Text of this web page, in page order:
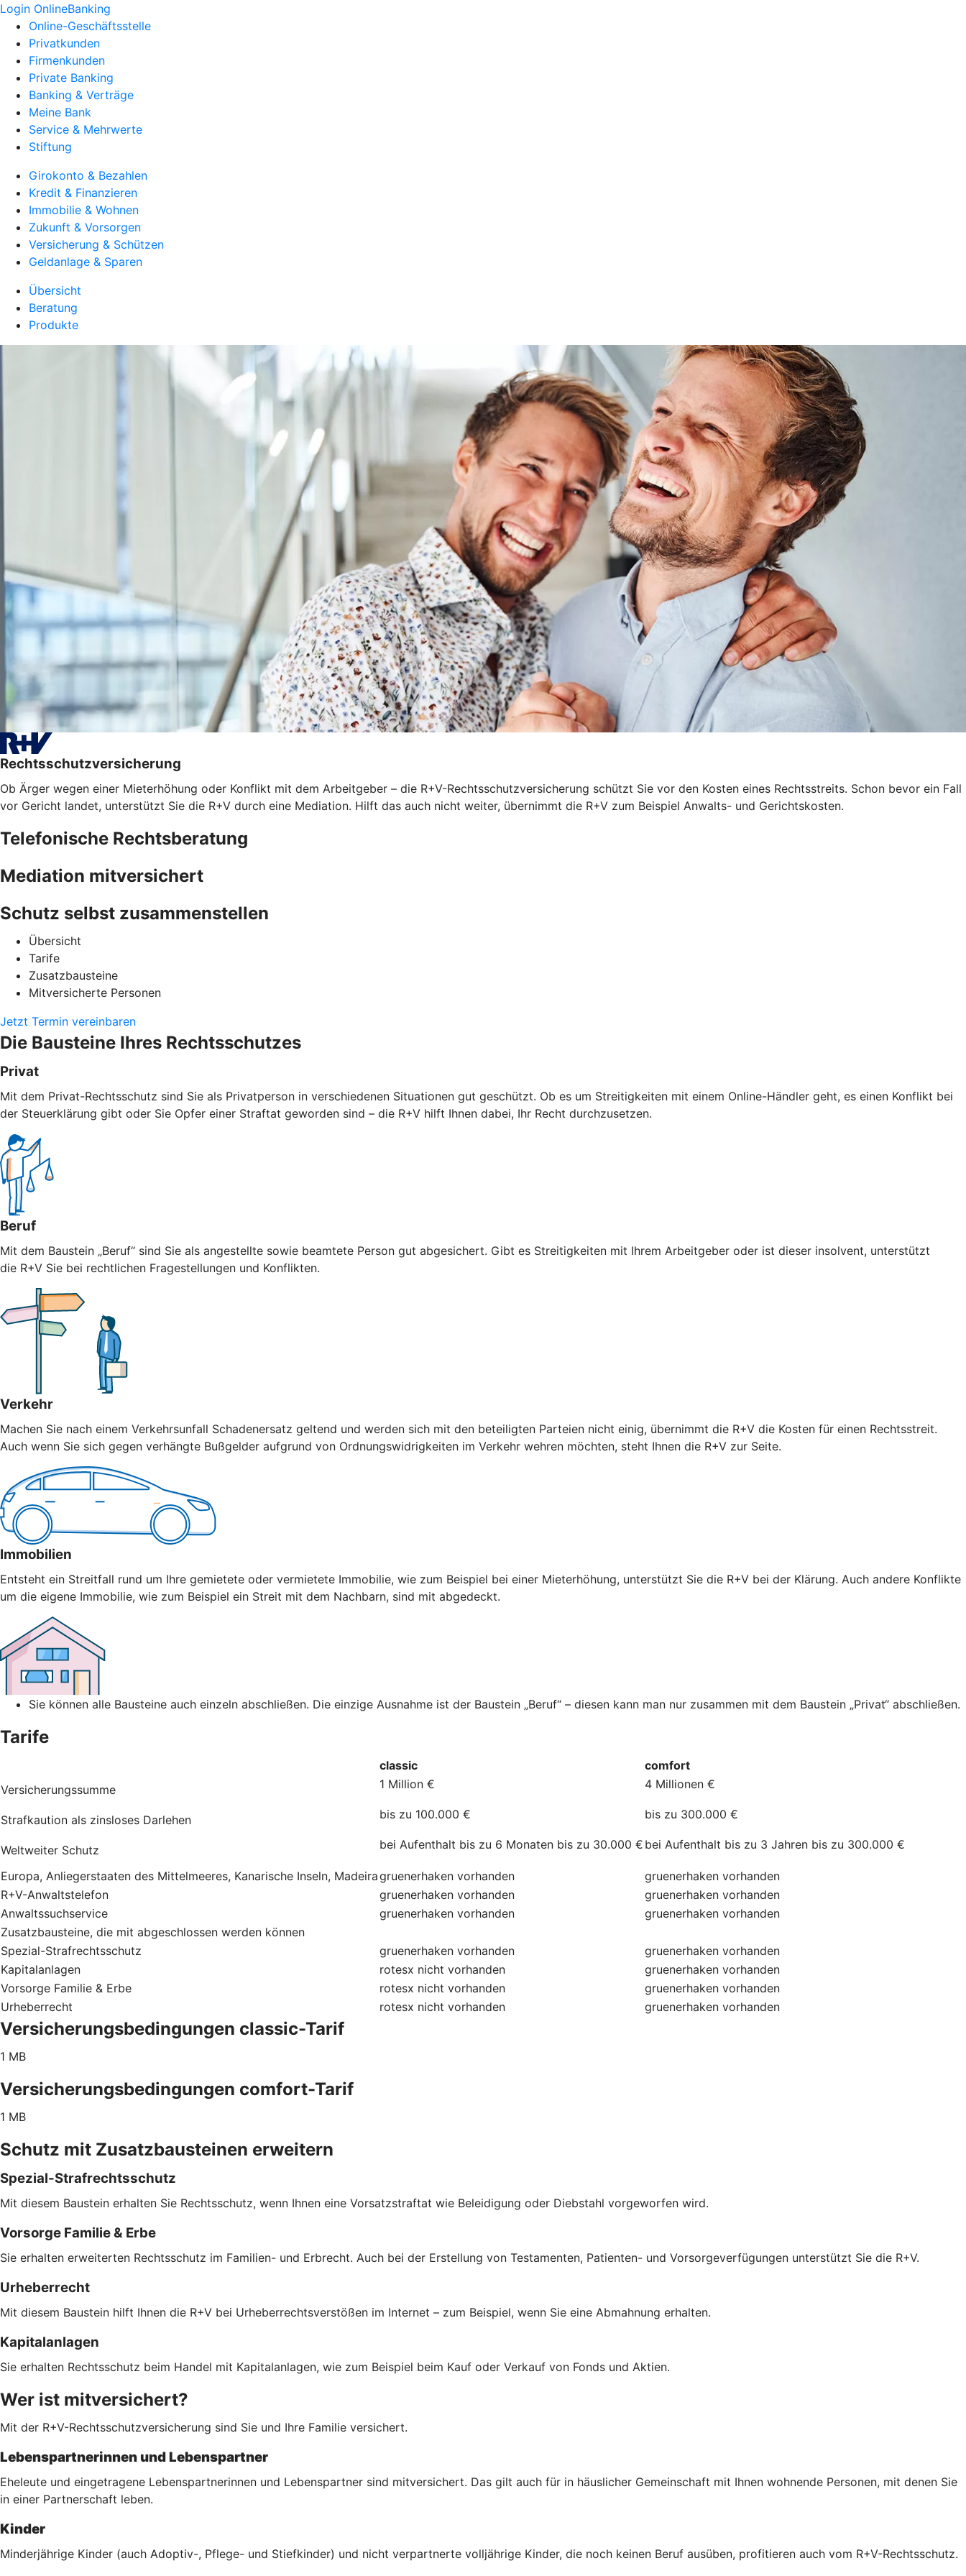
Login OnlineBanking
Online-Geschäftsstelle
Privatkunden
Firmenkunden
Private Banking
Banking & Verträge
Meine Bank
Service & Mehrwerte
Stiftung
Girokonto & Bezahlen
Kredit & Finanzieren
Immobilie & Wohnen
Zukunft & Vorsorgen
Versicherung & Schützen
Geldanlage & Sparen
Übersicht
Beratung
Produkte
Rechtsschutzversicherung
Ob Ärger wegen einer Mieterhöhung oder Konflikt mit dem Arbeitgeber – die R+V-Rechtsschutzversicherung schützt Sie vor den Kosten eines Rechtsstreits. Schon bevor ein Fall
vor Gericht landet, unterstützt Sie die R+V durch eine Mediation. Hilft das auch nicht weiter, übernimmt die R+V zum Beispiel Anwalts- und Gerichtskosten.
Telefonische Rechtsberatung
Mediation mitversichert
Schutz selbst zusammenstellen
Übersicht
Tarife
Zusatzbausteine
Mitversicherte Personen
Jetzt Termin vereinbaren
Die Bausteine Ihres Rechtsschutzes
Privat
Mit dem Privat-Rechtsschutz sind Sie als Privatperson in verschiedenen Situationen gut geschützt. Ob es um Streitigkeiten mit einem Online-Händler geht, es einen Konflikt bei
der Steuerklärung gibt oder Sie Opfer einer Straftat geworden sind – die R+V hilft Ihnen dabei, Ihr Recht durchzusetzen.
Beruf
Mit dem Baustein „Beruf“ sind Sie als angestellte sowie beamtete Person gut abgesichert. Gibt es Streitigkeiten mit Ihrem Arbeitgeber oder ist dieser insolvent, unterstützt
die R+V Sie bei rechtlichen Fragestellungen und Konflikten.
Verkehr
Machen Sie nach einem Verkehrsunfall Schadenersatz geltend und werden sich mit den beteiligten Parteien nicht einig, übernimmt die R+V die Kosten für einen Rechtsstreit.
Auch wenn Sie sich gegen verhängte Bußgelder aufgrund von Ordnungswidrigkeiten im Verkehr wehren möchten, steht Ihnen die R+V zur Seite.
Immobilien
Entsteht ein Streitfall rund um Ihre gemietete oder vermietete Immobilie, wie zum Beispiel bei einer Mieterhöhung, unterstützt Sie die R+V bei der Klärung. Auch andere Konflikte
um die eigene Immobilie, wie zum Beispiel ein Streit mit dem Nachbarn, sind mit abgedeckt.
Sie können alle Bausteine auch einzeln abschließen. Die einzige Ausnahme ist der Baustein „Beruf“ – diesen kann man nur zusammen mit dem Baustein „Privat“ abschließen.
Tarife
classic
comfort
Versicherungssumme
1 Million € 4 Millionen €
Strafkaution als zinsloses Darlehen bis zu 100.000 € bis zu 300.000 €
Weltweiter Schutz bei Aufenthalt bis zu 6 Monaten bis zu 30.000 € bei Aufenthalt bis zu 3 Jahren bis zu 300.000 €
Europa, Anliegerstaaten des Mittelmeeres, Kanarische Inseln, Madeiragruenerhaken vorhanden gruenerhaken vorhanden
R+V-Anwaltstelefon
gruenerhaken vorhanden gruenerhaken vorhanden
Anwaltssuchservice
gruenerhaken vorhanden gruenerhaken vorhanden
Zusatzbausteine, die mit abgeschlossen werden können
Spezial-Strafrechtsschutz
gruenerhaken vorhanden gruenerhaken vorhanden
Kapitalanlagen
rotesx nicht vorhanden gruenerhaken vorhanden
Vorsorge Familie & Erbe
rotesx nicht vorhanden gruenerhaken vorhanden
Urheberrecht
rotesx nicht vorhanden gruenerhaken vorhanden
Versicherungsbedingungen classic-Tarif
1 MB
Versicherungsbedingungen comfort-Tarif
1 MB
Schutz mit Zusatzbausteinen erweitern
Spezial-Strafrechtsschutz
Mit diesem Baustein erhalten Sie Rechtsschutz, wenn Ihnen eine Vorsatzstraftat wie Beleidigung oder Diebstahl vorgeworfen wird.
Vorsorge Familie & Erbe
Sie erhalten erweiterten Rechtsschutz im Familien- und Erbrecht. Auch bei der Erstellung von Testamenten, Patienten- und Vorsorgeverfügungen unterstützt Sie die R+V.
Urheberrecht
Mit diesem Baustein hilft Ihnen die R+V bei Urheberrechtsverstößen im Internet – zum Beispiel, wenn Sie eine Abmahnung erhalten.
Kapitalanlagen
Sie erhalten Rechtsschutz beim Handel mit Kapitalanlagen, wie zum Beispiel beim Kauf oder Verkauf von Fonds und Aktien.
Wer ist mitversichert?
Mit der R+V-Rechtsschutzversicherung sind Sie und Ihre Familie versichert.
Lebenspartnerinnen und Lebenspartner
Eheleute und eingetragene Lebenspartnerinnen und Lebenspartner sind mitversichert. Das gilt auch für in häuslicher Gemeinschaft mit Ihnen wohnende Personen, mit denen Sie
in einer Partnerschaft leben.
Kinder
Minderjährige Kinder (auch Adoptiv-, Pflege- und Stiefkinder) und nicht verpartnerte volljährige Kinder, die noch keinen Beruf ausüben, profitieren auch vom R+V-Rechtsschutz.